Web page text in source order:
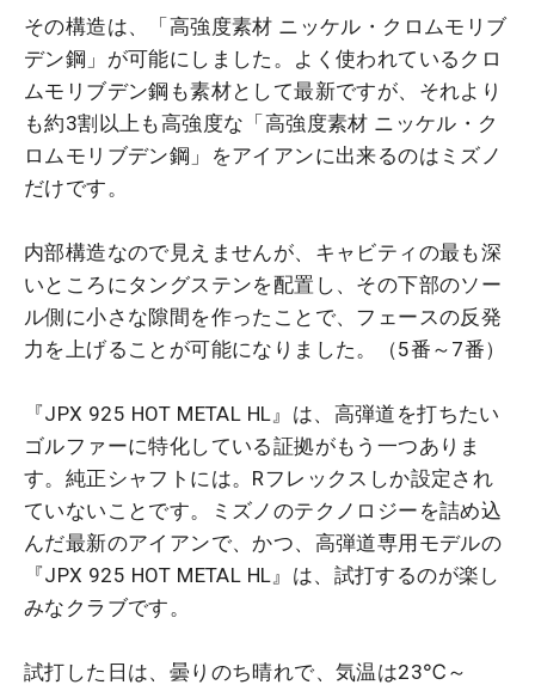
その構造は、「高強度素材 ニッケル・クロムモリブ
デン鋼」が可能にしました。よく使われているクロ
ムモリブデン鋼も素材として最新ですが、それより
も約3割以上も高強度な「高強度素材 ニッケル・ク
ロムモリブデン鋼」をアイアンに出来るのはミズノ
だけです。
内部構造なので見えませんが、キャビティの最も深
いところにタングステンを配置し、その下部のソー
ル側に小さな隙間を作ったことで、フェースの反発
力を上げることが可能になりました。（5番～7番）
『JPX 925 HOT METAL HL』は、高弾道を打ちたい
ゴルファーに特化している証拠がもう一つありま
す。純正シャフトには。Rフレックスしか設定され
ていないことです。ミズノのテクノロジーを詰め込
んだ最新のアイアンで、かつ、高弾道専用モデルの
『JPX 925 HOT METAL HL』は、試打するのが楽し
みなクラブです。
試打した日は、曇りのち晴れで、気温は23℃～